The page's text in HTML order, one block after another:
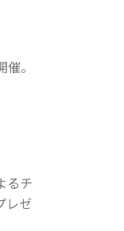
。
るチ
レゼ